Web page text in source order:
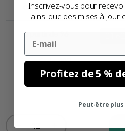
à partir de 48
à partir de 96
à partir de 492
Inscrivez-vous pour
ainsi que des mises à jour
Email
Profitez de 5 %
Peut-être